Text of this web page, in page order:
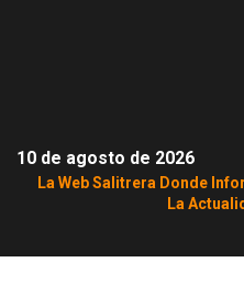
10 de agosto de 2026
La Web Salitrera Donde
La